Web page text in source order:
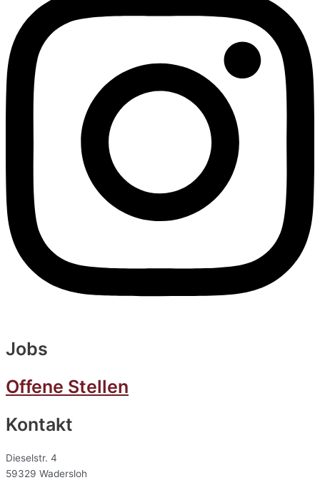
Jobs
Offene Stellen
Kontakt
Dieselstr. 4
59329 Wadersloh